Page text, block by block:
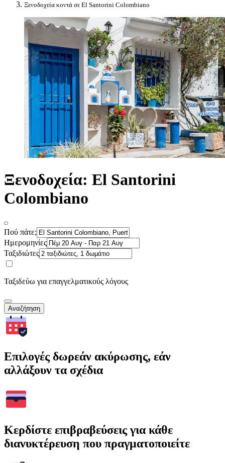
Ξενοδοχεία κοντά σε El Santorini Colombiano
Ξενοδοχεία: El Santorini
Colombiano
Πού πάτε;
Ημερομηνίες
Ταξιδιώτες
Ταξιδεύω για επαγγελματικούς λόγους
Αναζήτηση
Επιλογές δωρεάν ακύρωσης, εάν
αλλάξουν τα σχέδια
Κερδίστε επιβραβεύσεις για κάθε
διανυκτέρευση που πραγματοποιείτε